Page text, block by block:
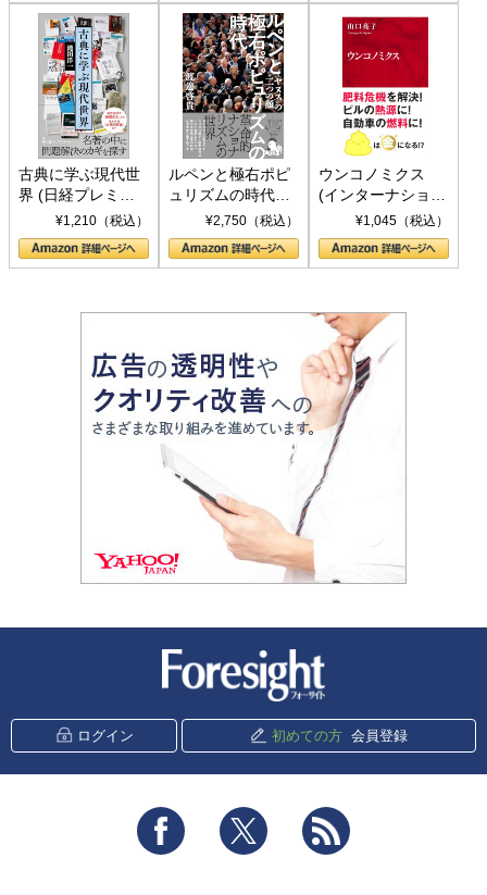
古典に学ぶ現代世
界 (日経プレミア
シリーズ)¥1,210（税込）
ルペンと極右ポピ
ュリズムの時代：
〈ヤヌス〉の二つ
の顔
¥2,750（税込）
ウンコノミクス
(インターナショナ
ル新書)¥1,045（税込）
ログイン 初めての方 会員登録
Facebook Twitter